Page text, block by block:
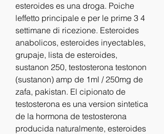
esteroides es una droga. Poiche
leffetto principale e per le prime 3 4
settimane di ricezione. Esteroides
anabolicos, esteroides inyectables,
grupaje, lista de esteroides,
sustanon 250, testosterona testonon
(sustanon) amp de 1ml / 250mg de
zafa, pakistan. El cipionato de
testosterona es una version sintetica
de la hormona de testosterona
producida naturalmente, esteroides